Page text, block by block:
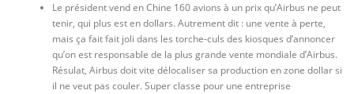
Le président vend en Chine 160 avions à un prix qu’Airbus ne peut
tenir, qui plus est en dollars. Autrement dit : une vente à perte,
mais ça fait fait joli dans les torche-culs des kiosques d’annoncer
qu’on est responsable de la plus grande vente mondiale d’Airbus.
Résulat, Airbus doit vite délocaliser sa production en zone dollar si
il ne veut pas couler. Super classe pour une entreprise